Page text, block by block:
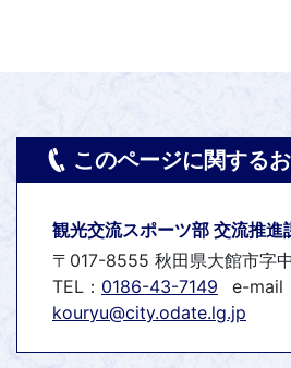
このページに関する
観光交流スポーツ部 交流推進
〒017-8555 秋田県大館市字
TEL： 0186-43-7149
e-mail
kouryu@city.odate.lg.jp